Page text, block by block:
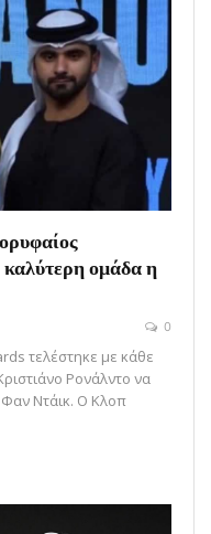
ομάδα η
0
τελέστηκε με κάθε
Ρονάλντο να
Φαν Ντάικ. Ο Κλοπ